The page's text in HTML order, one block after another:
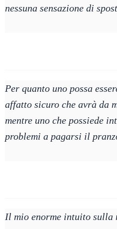
nessuna sensazione di
Per quanto uno possa
affatto sicuro che avrà da
mentre uno che possiede
problemi a pagarsi il
Il mio enorme intuito sulla